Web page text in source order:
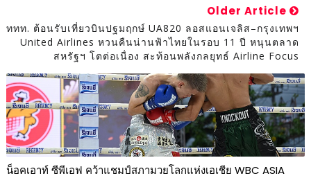
Older Article
ททท. ต้อนรับเที่ยวบินปฐมฤกษ์ UA820 ลอสแอนเจลิส–กรุงเทพฯ
United Airlines หวนคืนน่านฟ้าไทยในรอบ 11 ปี หนุนตลาด
สหรัฐฯ โตต่อเนื่อง สะท้อนพลังกลยุทธ์ Airline Focus
น็อคเอาท์ ซีพีเอฟ คว้าแชมป์สภามวยโลกแห่งเอเชีย WBC ASIA